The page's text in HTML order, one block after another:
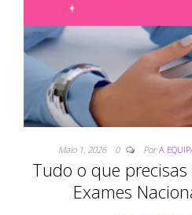
Maio 1, 2026 0 Por A
Tudo o que
Exames